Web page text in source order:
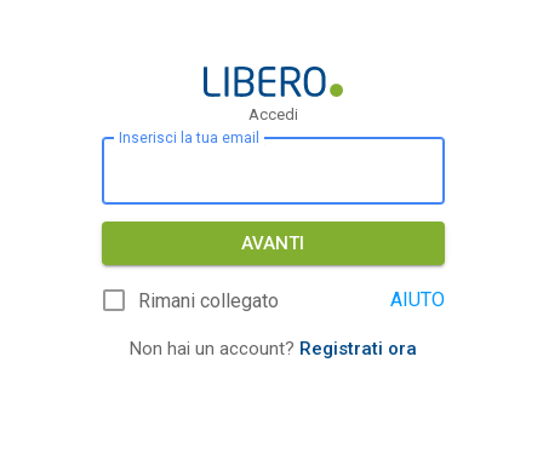
Accedi
Inserisci la tua email
AVANTI
Rimani collegato AIUTO
Non hai un account? Registrati ora